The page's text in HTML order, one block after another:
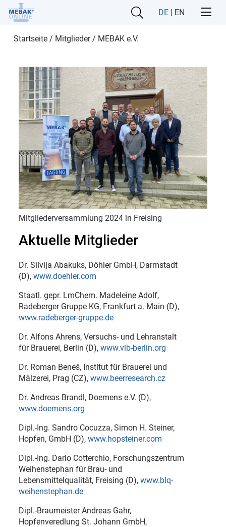
DE | EN
Startseite / Mitglieder / MEBAK e.V.
Aktuelle Mitglieder
Dr. Silvija Abakuks, Döhler GmbH, Darmstadt
(D), www.doehler.com
Staatl. gepr. LmChem. Madeleine Adolf,
Radeberger Gruppe KG, Frankfurt a. Main (D),
www.radeberger-gruppe.de
Dr. Alfons Ahrens, Versuchs- und Lehranstalt
für Brauerei, Berlin (D), www.vlb-berlin.org
Dr. Roman Beneš, Institut für Brauerei und
Mälzerei, Prag (CZ), www.beerresearch.cz
Dr. Andreas Brandl, Doemens e.V. (D),
www.doemens.org
Dipl.-Ing. Sandro Cocuzza, Simon H. Steiner,
Hopfen, GmbH (D), www.hopsteiner.com
Dipl.-Ing. Dario Cotterchio, Forschungszentrum
Weihenstephan für Brau- und
Lebensmittelqualität, Freising (D), www.blq-
weihenstephan.de
Dipl.-Braumeister Andreas Gahr,
Hopfenveredlung St. Johann GmbH,
Mitgliederversammlung 2024 in Freising